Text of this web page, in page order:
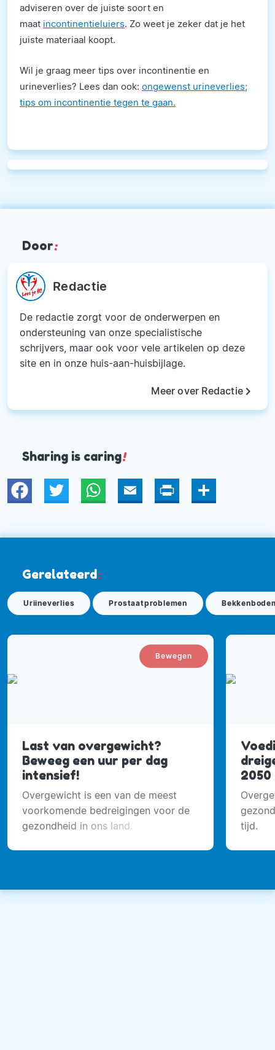
adviseren over de juiste soort en
maat incontinentieluiers. Zo weet je zeker dat je het
juiste materiaal koopt.
Wil je graag meer tips over incontinentie en
urineverlies? Lees dan ook: ongewenst urineverlies;
tips om incontinentie tegen te gaan.
Door:
Redactie
De redactie zorgt voor de onderwerpen en
ondersteuning van onze specialistische
schrijvers, maar ook voor vele artikelen op deze
site en in onze huis-aan-huisbijlage.
Meer over Redactiekeyboard_arrow_right
Sharing is caring!
Twitter WhatsAppEmail Print Deel
Gerelateerd:
Uriineverlies Prostaatproblemen
Bewegen
Last van overgewicht?
Beweeg een uur per dag
intensief!
Overgewicht is een van de meest
voorkomende bedreigingen voor de
gezondheid in ons land.
2050
tijd.